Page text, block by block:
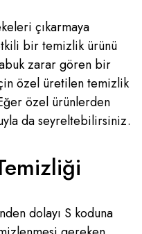
çıkarmaya
bir temizlik ürünü
zarar gören bir
özel üretilen temizlik
özel ürünlerden
da seyreltebilirsiniz.
dolayı S koduna